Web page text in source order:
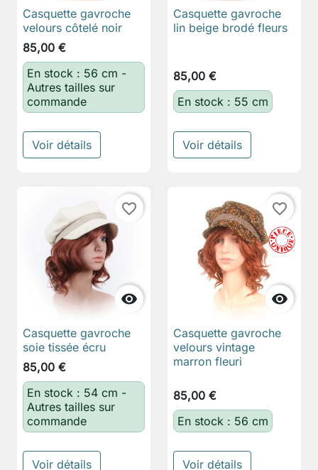
Casquette gavroche
velours côtelé noir
85,00 €
En stock : 56 cm -
Autres tailles sur
commande
Voir détails
Casquette gavroche
lin beige brodé fleurs
85,00 €
En stock : 55 cm
Voir détails

favorite_border
Casquette gavroche
soie tissée écru
85,00 €
En stock : 54 cm -
Autres tailles sur
commande
Voir détails

favorite_border
Casquette gavroche
velours vintage
marron fleuri
85,00 €
En stock : 56 cm
Voir détails